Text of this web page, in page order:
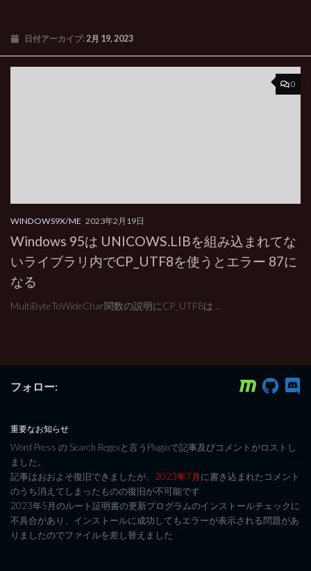
日付アーカイブ:2月 19, 2023
0
WINDOWS9X/ME 2023年2月19日
Windows 95は UNICOWS.LIBを組み込まれてな
いライブラリ内でCP_UTF8を使うとエラー 87に
なる
MultiByteToWideChar関数の説明にCP_UTF8は ...
フォロー:
重要なお知らせ
Word Press の Search Regexと言うPluginで記事及びコメントがロストし
ました。
記事はおおよそ復旧できましたが、 2023年7月に書き込まれたコメント
のうち消えてしまったものの復旧が不可能です
2023年5月のルート証明書の更新プログラムのインストールチェックに
不具合があり、インストールに成功してもエラーが表示される問題があ
りましたのでファイルを差し替えました